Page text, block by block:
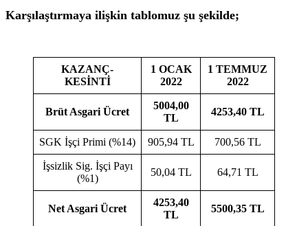
Karşılaştırmaya ilişkin tablomuz şu şekilde;
KAZANÇ-
KESİNTİ
1 OCAK
2022
1 TEMMUZ
2022
Brüt Asgari Ücret
5004,00
TL
4253,40 TL
SGK İşçi Primi (%14) 905,94 TL 700,56 TL
İşsizlik Sig. İşçi Payı
(%1)
50,04 TL 64,71 TL
Net Asgari Ücret
4253,40
TL
5500,35 TL